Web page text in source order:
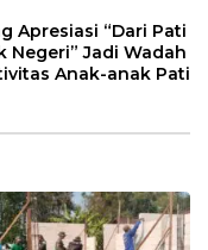
Apresiasi “Dari Pati
Negeri” Jadi Wadah
Anak-anak Pati